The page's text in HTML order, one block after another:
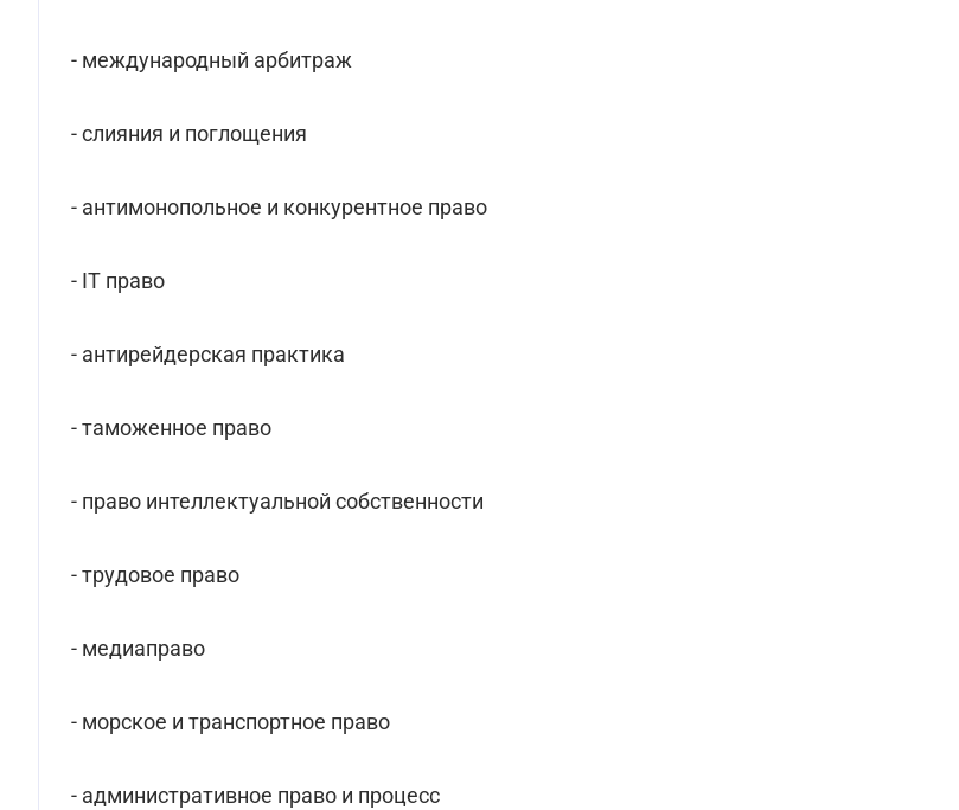
- международный арбитраж
- слияния и поглощения
- антимонопольное и конкурентное право
- IT право
- антирейдерская практика
- таможенное право
- право интеллектуальной собственности
- трудовое право
- медиаправо
- морское и транспортное право
- административное право и процесс